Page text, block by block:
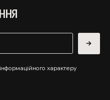
→
характеру